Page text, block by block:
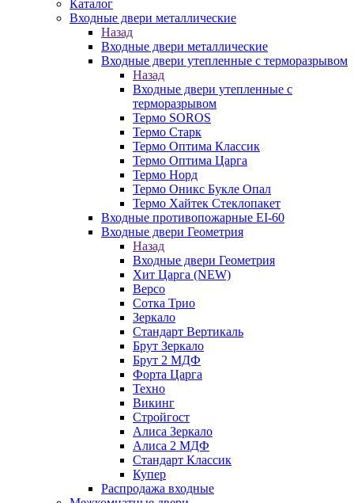
Каталог
Входные двери металлические
Назад
Входные двери металлические
Входные двери утепленные с терморазрывом
Назад
Входные двери утепленные с
терморазрывом
Термо SOROS
Термо Старк
Термо Оптима Классик
Термо Оптима Царга
Термо Норд
Термо Оникс Букле Опал
Термо Хайтек Стеклопакет
Входные противопожарные EI-60
Входные двери Геометрия
Назад
Входные двери Геометрия
Хит Царга (NEW)
Версо
Сотка Трио
Зеркало
Стандарт Вертикаль
Брут Зеркало
Брут 2 МДФ
Форта Царга
Техно
Викинг
Стройгост
Алиса Зеркало
Алиса 2 МДФ
Стандарт Классик
Купер
Распродажа входные